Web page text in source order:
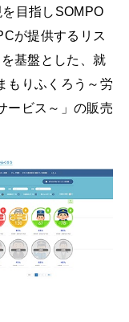
目指しSOMPO
が提供するリス
基盤とした、就
もりふくろう～労
ービス～」の販売